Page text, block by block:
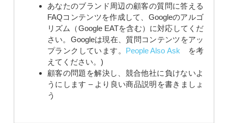
あなたのブランド周辺の顧客の質問に答える
FAQコンテンツを作成して、Googleのアルゴ
リズム（Google EATを含む）に対応してくだ
さい。Googleは現在、質問コンテンツをアッ
プランクしています。 People Also Ask を考
えてください。)
顧客の問題を解決し、競合他社に負けないよ
うにします – より良い商品説明を書きましょ
う